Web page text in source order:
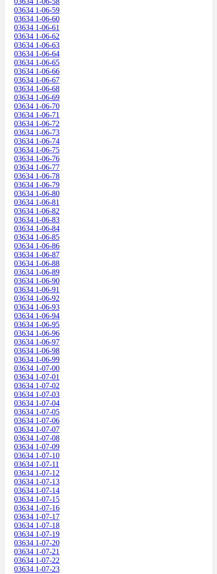
03634 1-06-59
03634 1-06-60
03634 1-06-61
03634 1-06-62
03634 1-06-63
03634 1-06-64
03634 1-06-65
03634 1-06-66
03634 1-06-67
03634 1-06-68
03634 1-06-69
03634 1-06-70
03634 1-06-71
03634 1-06-72
03634 1-06-73
03634 1-06-74
03634 1-06-75
03634 1-06-76
03634 1-06-77
03634 1-06-78
03634 1-06-79
03634 1-06-80
03634 1-06-81
03634 1-06-82
03634 1-06-83
03634 1-06-84
03634 1-06-85
03634 1-06-86
03634 1-06-87
03634 1-06-88
03634 1-06-89
03634 1-06-90
03634 1-06-91
03634 1-06-92
03634 1-06-93
03634 1-06-94
03634 1-06-95
03634 1-06-96
03634 1-06-97
03634 1-06-98
03634 1-06-99
03634 1-07-00
03634 1-07-01
03634 1-07-02
03634 1-07-03
03634 1-07-04
03634 1-07-05
03634 1-07-06
03634 1-07-07
03634 1-07-08
03634 1-07-09
03634 1-07-10
03634 1-07-11
03634 1-07-12
03634 1-07-13
03634 1-07-14
03634 1-07-15
03634 1-07-16
03634 1-07-17
03634 1-07-18
03634 1-07-19
03634 1-07-20
03634 1-07-21
03634 1-07-22
03634 1-07-23